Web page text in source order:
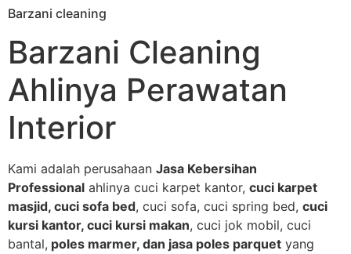
Skip
content
Barzani cleaning
Barzani Cleaning
Ahlinya Perawatan
Interior
Kami adalah perusahaan Jasa Kebersihan
Professional ahlinya cuci karpet kantor, cuci karpet
masjid, cuci sofa bed, cuci sofa, cuci spring bed, cuci
kursi kantor, cuci kursi makan, cuci jok mobil, cuci
bantal, poles marmer, dan jasa poles parquet yang